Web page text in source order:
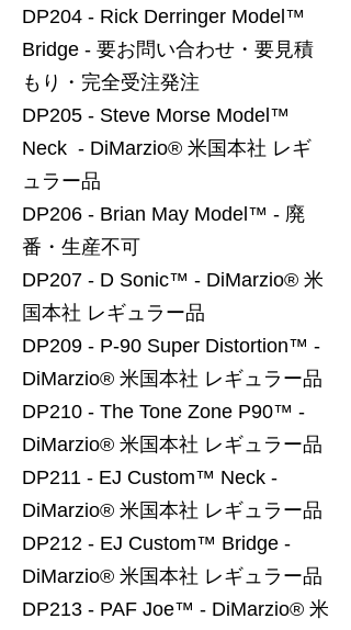
DP204 - Rick Derringer Model™
Bridge - 要お問い合わせ・要見積
もり・完全受注発注
DP205 - Steve Morse Model™
Neck - DiMarzio® 米国本社 レギ
ュラー品
DP206 - Brian May Model™ - 廃
番・生産不可
DP207 - D Sonic™ - DiMarzio® 米
国本社 レギュラー品
DP209 - P-90 Super Distortion™ -
DiMarzio® 米国本社 レギュラー品
DP210 - The Tone Zone P90™ -
DiMarzio® 米国本社 レギュラー品
DP211 - EJ Custom™ Neck -
DiMarzio® 米国本社 レギュラー品
DP212 - EJ Custom™ Bridge -
DiMarzio® 米国本社 レギュラー品
DP213 - PAF Joe™ - DiMarzio® 米